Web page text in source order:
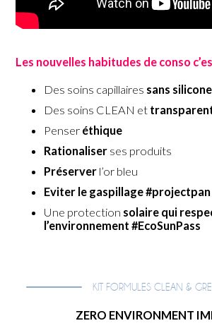
Les nouvelles habitudes de conso
Des soins capillaires sans
Des soins CLEAN et
Penser éthique
Rationaliser ses produits
Préserver l’or bleu
Eviter le gaspillage#projectpan
Une protection solaire qui
l’environnement #EcoSunPass
KIT FORMULES CLEAN &
ZERO ENVIRONMENT